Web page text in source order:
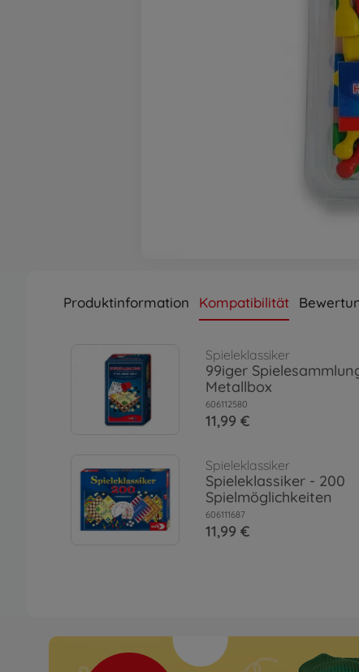
Produktinformation Kompatibilität
Spieleklassiker
99iger
Metallbox
606112580
11,99 €
Spieleklassiker
Spieleklassiker - 200
Spielmöglichkeiten
606111687
11,99 €